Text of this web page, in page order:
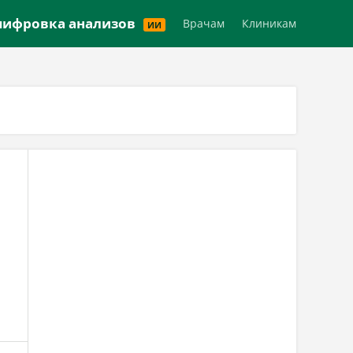
анализов ИИ Врачам Клиникам